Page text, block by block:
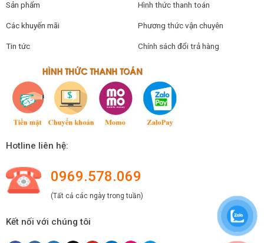
Sản phẩm
Các khuyến mãi
Tin tức
Hình thức thanh toán
Phương thức vận chuyên
Chính sách đổi trả hàng
Hotline liên hệ:
0969.578.069
(Tất cả các ngày trong tuần)
Kết nối với chúng tôi